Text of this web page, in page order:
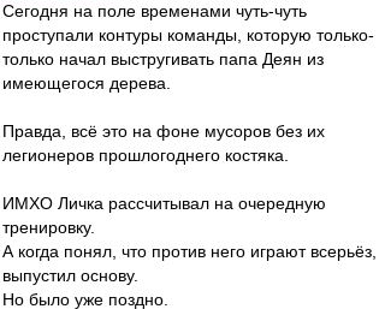
Сегодня на поле временами чуть-чуть
проступали контуры команды, которую только-
только начал выстругивать папа Деян из
имеющегося дерева.
Правда, всё это на фоне мусоров без их
легионеров прошлогоднего костяка.
ИМХО Личка рассчитывал на очередную
тренировку.
А когда понял, что против него играют всерьёз,
выпустил основу.
Но было уже поздно.